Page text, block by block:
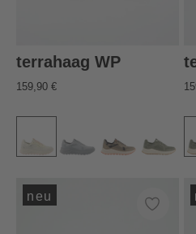
terrahaag WP
159,90 €
neu